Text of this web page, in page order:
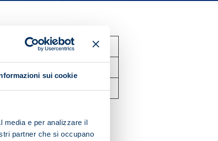
sui cookie
media e per analizzare il
partner che si occupano
goals Napoli goals
3